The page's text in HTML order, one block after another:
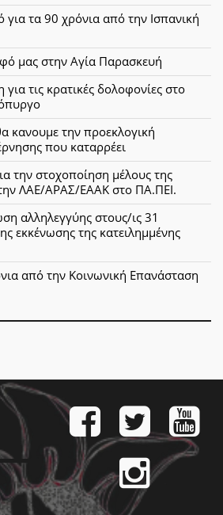
τα 90 χρόνια από την Ισπανική
μας στην Αγία Παρασκευή
τις κρατικές δολοφονίες στο
κανουμε την προεκλογική
που καταρρέει
την στοχοποίηση μέλους της
ΛΑΕ/ΑΡΑΣ/ΕΑΑΚ στο ΠΑ.ΠΕΙ.
αλληλεγγύης στους/ις 31
εκκένωσης της κατειλημμένης
από την Κοινωνική Επανάσταση